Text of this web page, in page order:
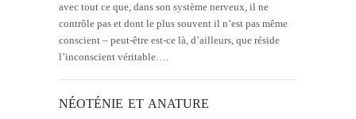
avec tout ce que, dans son système nerveux, il ne
contrôle pas et dont le plus souvent il n’est pas même
conscient – peut-être est-ce là, d’ailleurs, que réside
l’inconscient véritable….
NÉOTÉNIE ET ANATURE